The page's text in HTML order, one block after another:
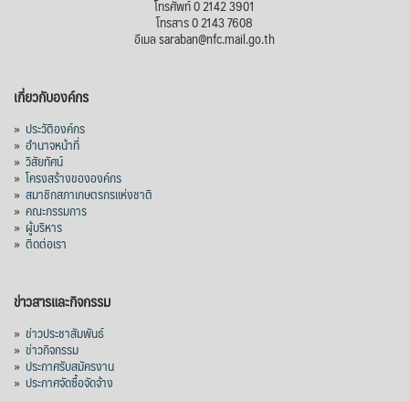
โทรศัพท์ 0 2142 3901
โทรสาร 0 2143 7608
อีเมล saraban@nfc.mail.go.th
เกี่ยวกับองค์กร
» ประวัติองค์กร
» อำนาจหน้าที่
» วิสัยทัศน์
» โครงสร้างขององค์กร
» สมาชิกสภาเกษตรกรแห่งชาติ
» คณะกรรมการ
» ผู้บริหาร
» ติดต่อเรา
ข่าวสารและกิจกรรม
» ข่าวประชาสัมพันธ์
» ข่าวกิจกรรม
» ประกาศรับสมัครงาน
» ประกาศจัดซื้อจัดจ้าง